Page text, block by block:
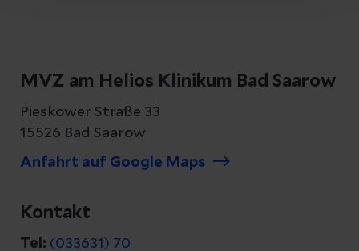
MVZ am Helios Klinikum Bad Saarow
Pieskower Straße 33
15526 Bad Saarow
Anfahrt auf Google Maps
Kontakt
Tel: (033631) 70